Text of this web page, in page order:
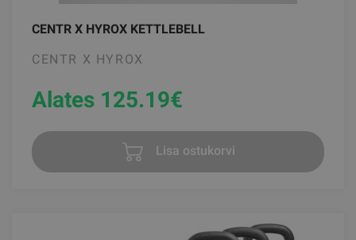
CENTR X HYROX KETTLEBELL
CENTR X HYROX
Alates 125.19€
Lisa ostukorvi